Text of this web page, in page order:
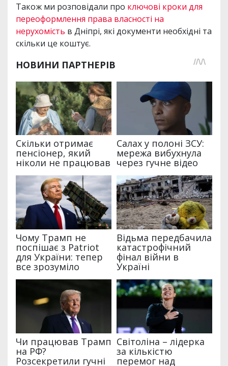
Також ми розповідали про ключові кроки для
переоформлення права власності на
нерухомість в Дніпрі, які документи необхідні та
скільки це коштує.